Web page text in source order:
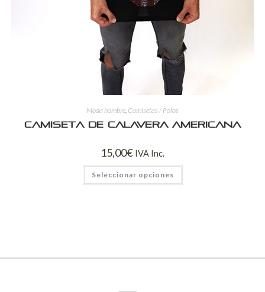
Moda hombre, Camisetas / Polos
Camiseta de calavera americana
15,00€ IVA Inc.
Seleccionar opciones